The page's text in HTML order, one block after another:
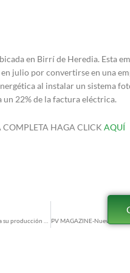
en Birrí de Heredia. Esta
julio por convertirse en una
al instalar un sistema
un 22% de la factura eléctrica.
COMPLETA HAGA CLICK AQUÍ